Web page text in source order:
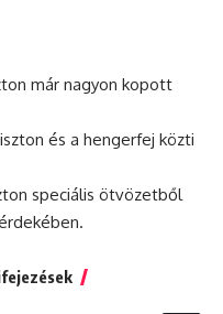
már nagyon kopott
és a hengerfej közti
speciális ötvözetből